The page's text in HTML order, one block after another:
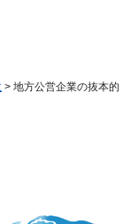
> 地方公営企業の抜本的